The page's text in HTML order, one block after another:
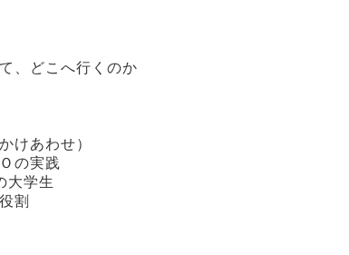
、どこへ行くのか
けあわせ）
の実践
大学生
割